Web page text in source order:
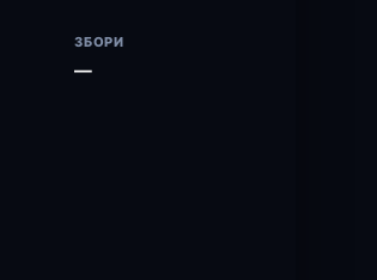
ЗБОРИ
—